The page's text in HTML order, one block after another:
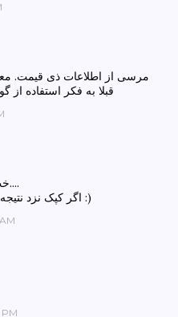
مرسی از اطلاعات ذی قیمت.
قبلا به فکر استفاده
خب من اینو درست کردم....
اگر کپک نزد نتیجه رو بهتون اعلام می کنم :)